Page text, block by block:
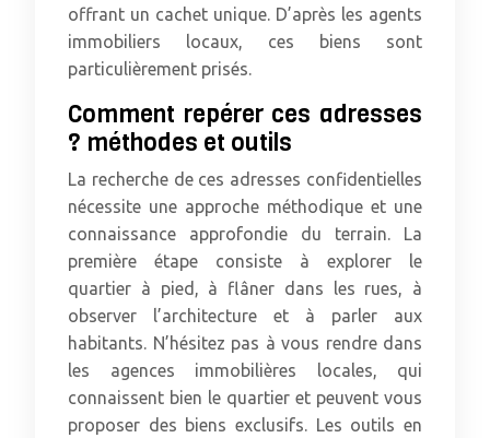
offrant un cachet unique. D’après les agents
immobiliers locaux, ces biens sont
particulièrement prisés.
Comment repérer ces adresses
? méthodes et outils
La recherche de ces adresses confidentielles
nécessite une approche méthodique et une
connaissance approfondie du terrain. La
première étape consiste à explorer le
quartier à pied, à flâner dans les rues, à
observer l’architecture et à parler aux
habitants. N’hésitez pas à vous rendre dans
les agences immobilières locales, qui
connaissent bien le quartier et peuvent vous
proposer des biens exclusifs. Les outils en